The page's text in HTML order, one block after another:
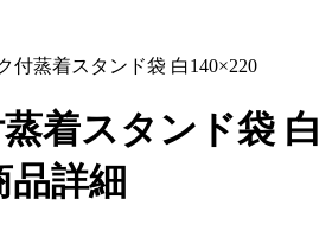
付蒸着スタンド袋 白140×220
着スタンド袋 白
品詳細